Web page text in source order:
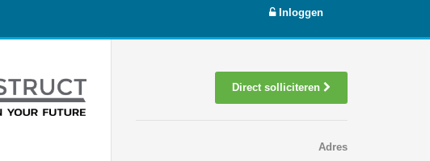
Inloggen
Direct solliciteren
Adres